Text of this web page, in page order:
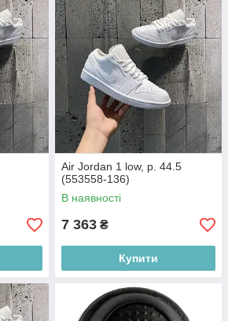
Air Jordan 1 low, р. 44.5
(553558-136)
В наявності
7 363 ₴
Купити